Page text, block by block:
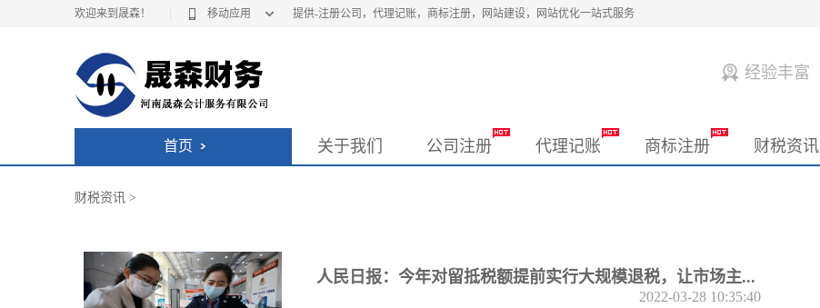
欢迎来到晟森！ 移动应用 提供-注册公司，代理记账，商标注册，网站建设，网站优化一站式服务
经验丰富
首页 关于我们 公司注册 代理记账 商标注册 财税资讯
财税资讯 >
人民日报：今年对留抵税额提前实行大规模退税，让市场主...
2022-03-28 10:35:40